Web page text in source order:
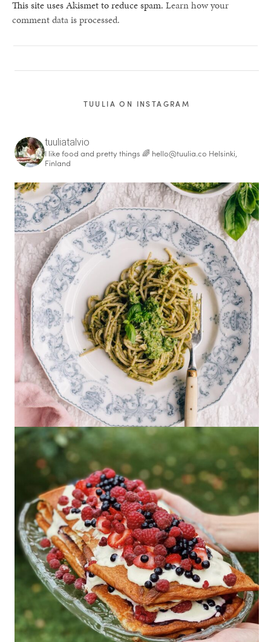
This site uses Akismet to reduce spam. Learn how your
comment data is processed.
TUULIA ON INSTAGRAM
tuuliatalvio
I like food and pretty things 🌈 hello@tuulia.co Helsinki,
Finland